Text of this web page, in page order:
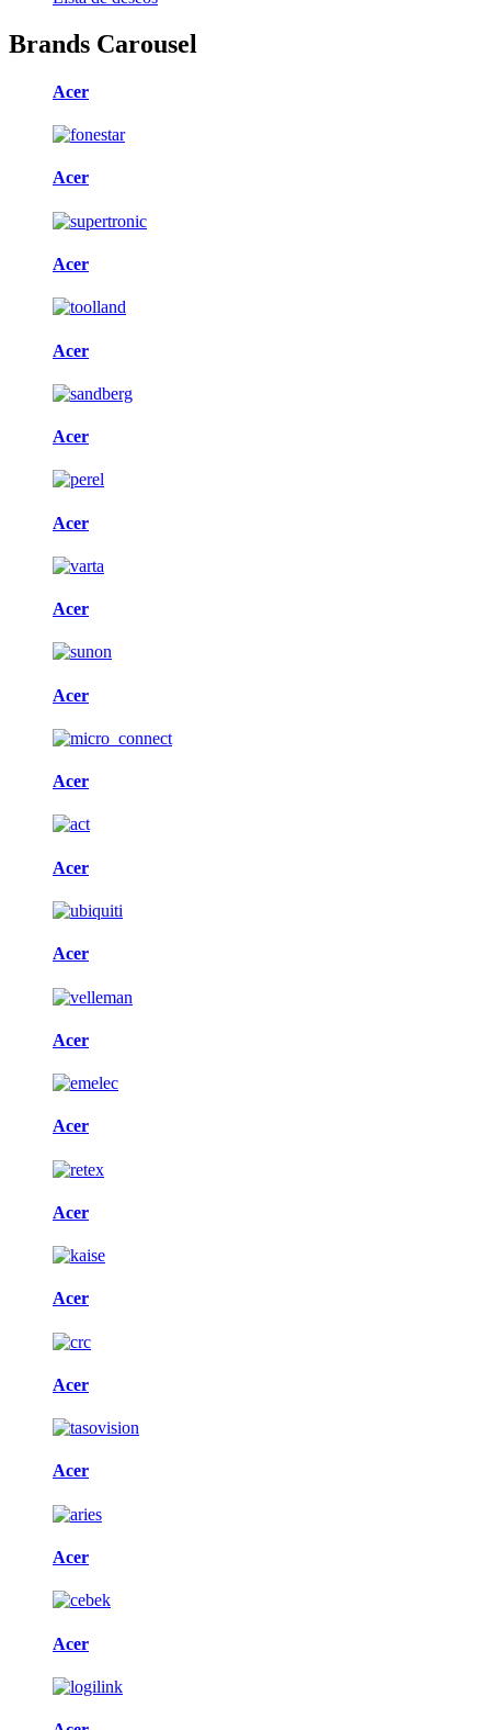
Brands Carousel
Acer
Acer
Acer
Acer
Acer
Acer
Acer
Acer
Acer
Acer
Acer
Acer
Acer
Acer
Acer
Acer
Acer
Acer
Acer